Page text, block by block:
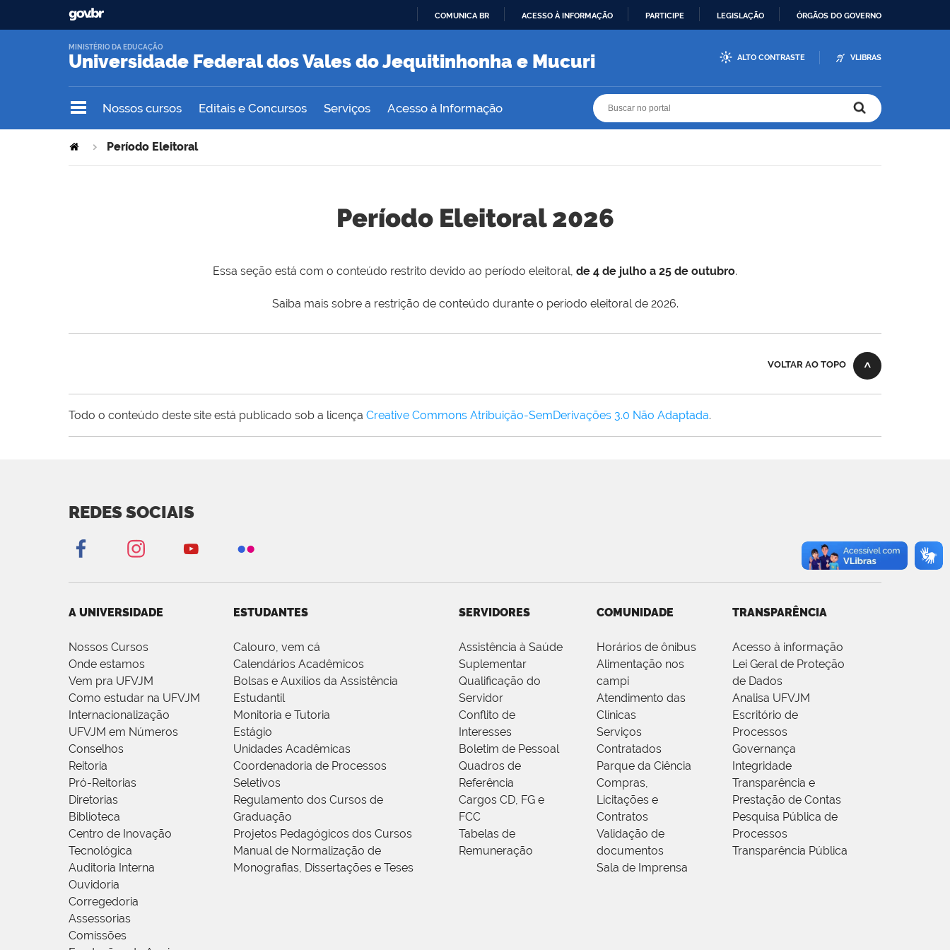
O
COMUNICA BR ACESSO À INFORMAÇÃO PARTICIPE LEGISLAÇÃO ÓRGÃOS DO GOVERNO
Universidade Federal dos Vales do Jequitinhonha e Mucuri
MINISTÉRIO DA EDUCAÇÃO
ALTO CONTRASTE VLIBRAS
Nossos cursos Editais e Concursos Serviços Acesso à Informação
Período Eleitoral
Período Eleitoral 2026
Essa seção está com o conteúdo restrito devido ao período eleitoral, de 4 de julho a 25 de outubro.
Saiba mais sobre a restrição de conteúdo durante o período eleitoral de 2026.
VOLTAR AO TOPO
Todo o conteúdo deste site está publicado sob a licença Creative Commons Atribuição-SemDerivações 3.0 Não Adaptada.
REDES SOCIAIS
A UNIVERSIDADE
Nossos Cursos
Onde estamos
Vem pra UFVJM
Como estudar na UFVJM
Internacionalização
UFVJM em Números
Conselhos
Reitoria
Pró-Reitorias
Diretorias
Biblioteca
Centro de Inovação
Tecnológica
Auditoria Interna
Ouvidoria
Corregedoria
Assessorias
Comissões
ESTUDANTES
Calouro, vem cá
Calendários Acadêmicos
Bolsas e Auxílios da Assistência
Estudantil
Monitoria e Tutoria
Estágio
Unidades Acadêmicas
Coordenadoria de Processos
Seletivos
Regulamento dos Cursos de
Graduação
Projetos Pedagógicos dos Cursos
Manual de Normalização de
Monografias, Dissertações e Teses
SERVIDORES
Assistência à Saúde
Suplementar
Qualificação do
Servidor
Conflito de
Interesses
Boletim de Pessoal
Quadros de
Referência
Cargos CD, FG e
FCC
Tabelas de
Remuneração
COMUNIDADE
Horários de ônibus
Alimentação nos
campi
Atendimento das
Clínicas
Serviços
Contratados
Parque da Ciência
Compras,
Licitações e
Contratos
Validação de
documentos
Sala de Imprensa
TRANSPARÊNCIA
Acesso à informação
Lei Geral de Proteção
de Dados
Analisa UFVJM
Escritório de
Processos
Governança
Integridade
Transparência e
Prestação de Contas
Pesquisa Pública de
Processos
Transparência Pública